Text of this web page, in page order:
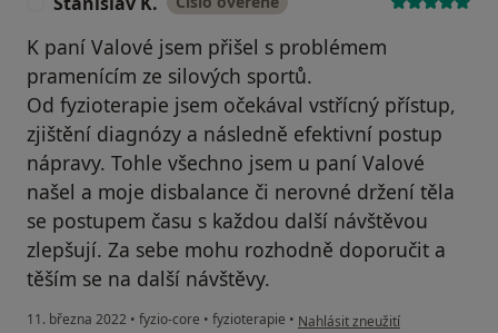
K paní Valové jsem přišel s problémem
pramenícím ze silových sportů.
Od fyzioterapie jsem očekával vstřícný přístup,
zjištění diagnózy a následně efektivní postup
nápravy. Tohle všechno jsem u paní Valové
našel a moje disbalance či nerovné držení těla
se postupem času s každou další návštěvou
zlepšují. Za sebe mohu rozhodně doporučit a
těším se na další návštěvy.
11. března 2022 • fyzio-core • fyzioterapie • podle názoru uživatele Stanislav
Nahlásit zneužití